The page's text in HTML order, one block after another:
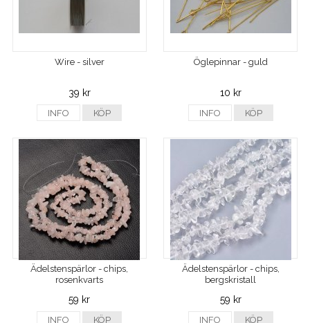
Wire - silver
39 kr
INFO KÖP
Öglepinnar - guld
10 kr
INFO KÖP
Ädelstenspärlor - chips,
rosenkvarts
59 kr
INFO KÖP
Ädelstenspärlor - chips,
bergskristall
59 kr
INFO KÖP